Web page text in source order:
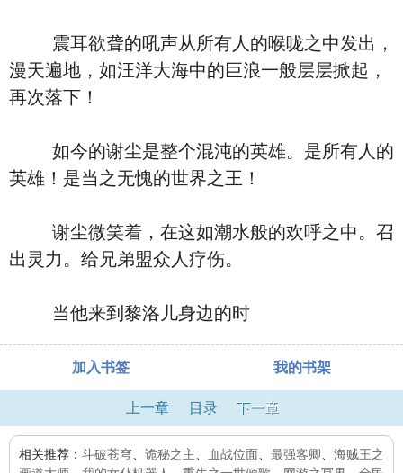
震耳欲聋的吼声从所有人的喉咙之中发出，
漫天遍地，如汪洋大海中的巨浪一般层层掀起，
再次落下！
如今的谢尘是整个混沌的英雄。是所有人的
英雄！是当之无愧的世界之王！
谢尘微笑着，在这如潮水般的欢呼之中。召
出灵力。给兄弟盟众人疗伤。
当他来到黎洛儿身边的时
加入书签 我的书架
上一章 目录 下一章
相关推荐： 斗破苍穹 诡秘之主 血战位面 最强客卿
海贼王之